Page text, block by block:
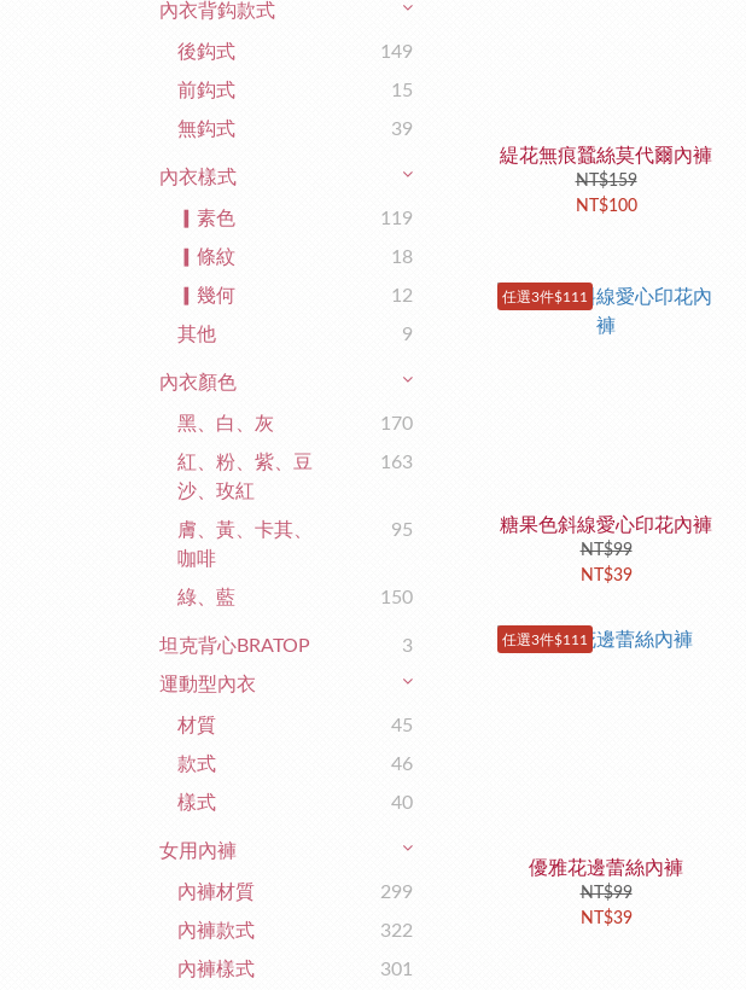
內衣背鈎款式
後鈎式
149
前鈎式
15
無鈎式
39
內衣樣式
▎素色
119
▎條紋
18
▎幾何
12
其他
9
內衣顏色
黑、白、灰
170
紅、粉、紫、豆
沙、玫紅
163
膚、黃、卡其、
咖啡
95
綠、藍 150
坦克背心BRATOP
3
運動型內衣
材質
45
款式
46
樣式
40
女用內褲
內褲材質
299
內褲款式
322
內褲樣式
301
緹花無痕蠶絲莫代爾內褲
NT$159
NT$100
任選3件$111
糖果色斜線愛心印花內褲
NT$99
NT$39
任選3件$111
優雅花邊蕾絲內褲
NT$99
NT$39